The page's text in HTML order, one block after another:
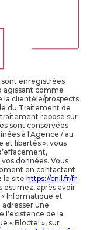
enregistrées
agissant comme
la clientèle/prospects
du Traitement de
repose sur
sont conservées
à l'Agence / au
et libertés », vous
données. Vous
en contactant
le site https://cnil.fr/fr
estimez, après avoir
Informatique et
adresser une
l’existence de la
« Bloctel », sur